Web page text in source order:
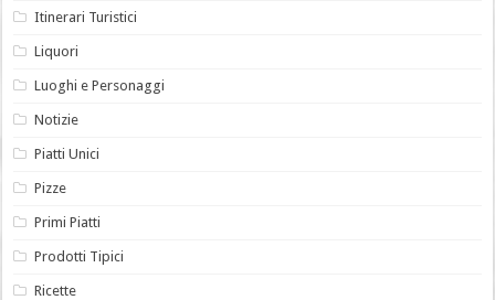
Itinerari Turistici
Liquori
Luoghi e Personaggi
Notizie
Piatti Unici
Pizze
Primi Piatti
Prodotti Tipici
Ricette